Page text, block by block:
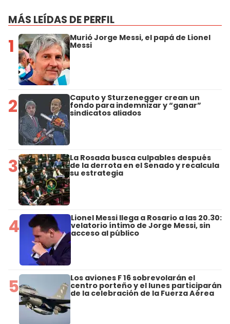
MÁS LEÍDAS DE PERFIL
1 Murió Jorge Messi, el papá de Lionel
Messi
2 Caputo y Sturzenegger crean un
fondo para indemnizar y “ganar”
sindicatos aliados
3 La Rosada busca culpables después
de la derrota en el Senado y recalcula
su estrategia
4 Lionel Messi llega a Rosario a las 20.30:
velatorio íntimo de Jorge Messi, sin
acceso al público
5 Los aviones F 16 sobrevolarán el
centro porteño y el lunes participarán
de la celebración de la Fuerza Aérea